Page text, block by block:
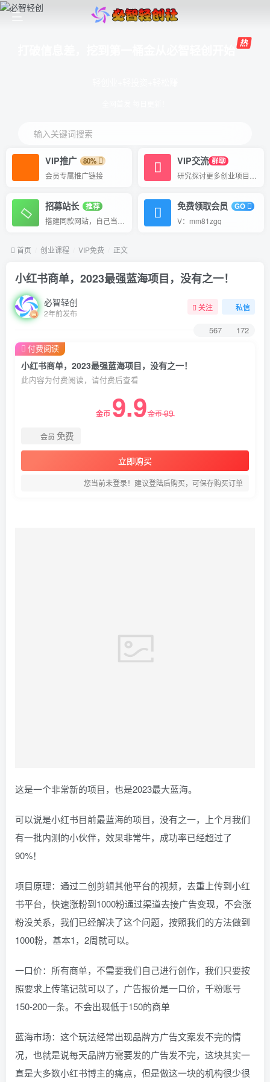
输入关键词搜索
VIP推广
80%
会员专属推广链接
VIP交流 群聊
招募站长
推荐
免费领取会员
GO
V：mm81zgq
首页 创业课程 VIP免费 正文
小红书商单，2023最强蓝海项目，没有之一！
必智轻创
2年前发布
关注 私信
567 172
小红书商单，2023最强蓝海项目，没有之一！
此内容为付费阅读，请付费后查看
金币 9.9金币99
会员 免费
立即购买
您当前未登录！建议登陆后购买，可保存购买订单
付费阅读
这是一个非常新的项目，也是2023最大蓝海。
可以说是小红书目前最蓝海的项目，没有之一，上个月我们
有一批内测的小伙伴，效果非常牛，成功率已经超过了
90%！
项目原理：通过二创剪辑其他平台的视频，去重上传到小红
书平台，快速涨粉到1000粉通过渠道去接广告变现，不会涨
粉没关系，我们已经解决了这个问题，按照我们的方法做到
1000粉，基本1，2周就可以。
一口价：所有商单，不需要我们自己进行创作，我们只要按
照要求上传笔记就可以了，广告报价是一口价，千粉账号
150-200一条。不会出现低于150的商单
蓝海市场：这个玩法经常出现品牌方广告文案发不完的情
况，也就是说每天品牌方需要发的广告发不完，这块其实一
直是大多数小红书博主的痛点，但是做这一块的机构很少很